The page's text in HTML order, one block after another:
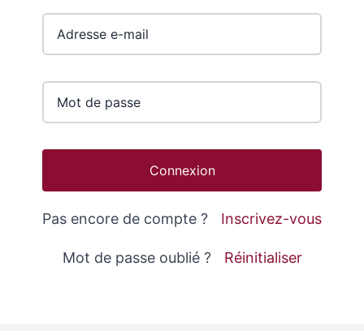
Connexion
Pas encore de compte ? Inscrivez-vous
Mot de passe oublié ? Réinitialiser